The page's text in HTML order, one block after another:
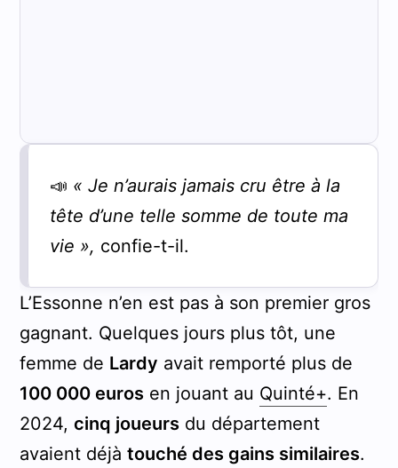
📣 « Je n’aurais jamais cru être à la
tête d’une telle somme de toute ma
vie », confie-t-il.
L’Essonne n’en est pas à son premier gros
gagnant. Quelques jours plus tôt, une
femme de Lardy avait remporté plus de
100 000 eurosen jouant au Quinté+. En
2024, cinq joueursdu département
avaient déjà touché des gains similaires.